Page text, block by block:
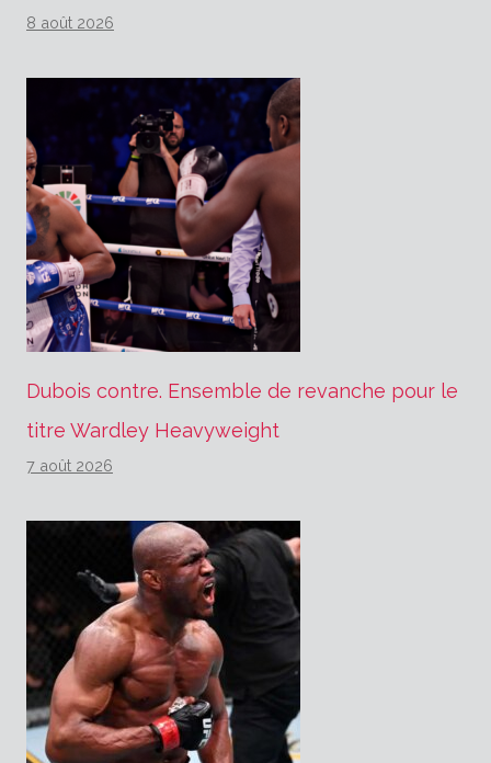
8 août 2026
Dubois contre. Ensemble de revanche pour le
titre Wardley Heavyweight
7 août 2026